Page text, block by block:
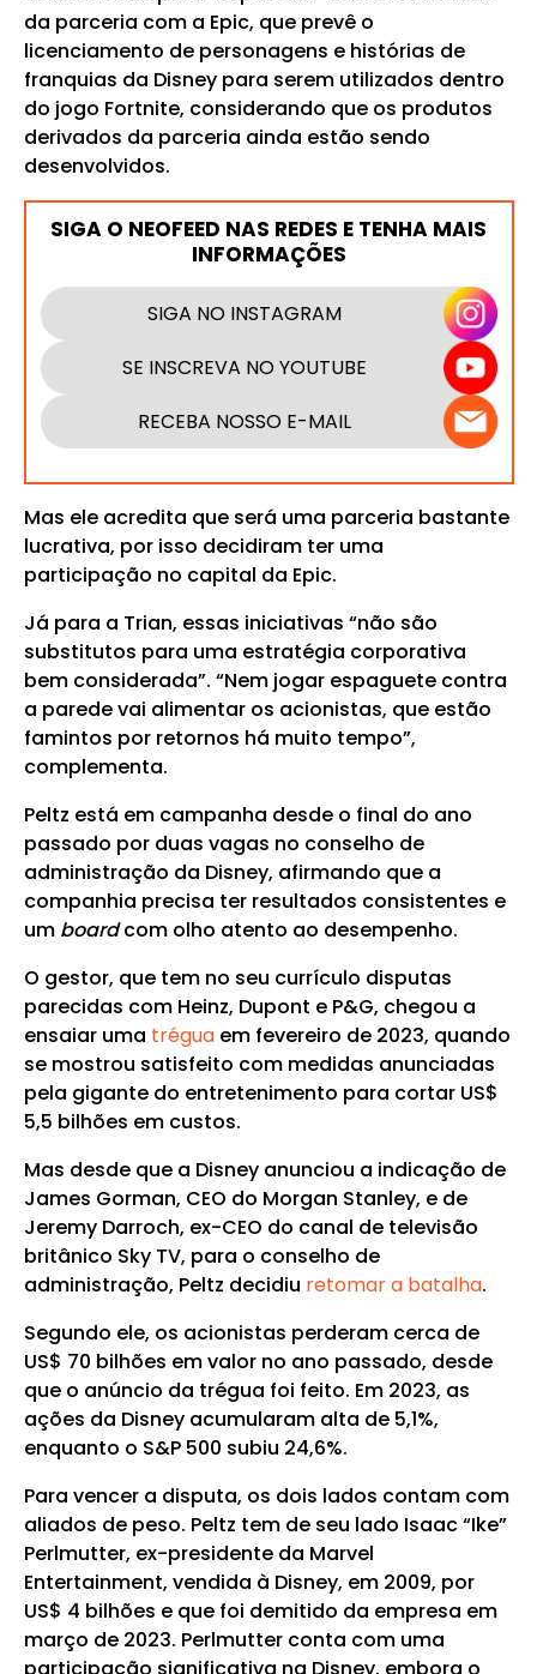
da parceria com a Epic, que prevê o
licenciamento de personagens e histórias de
franquias da Disney para serem utilizados dentro
do jogo Fortnite, considerando que os produtos
derivados da parceria ainda estão sendo
desenvolvidos.
SIGA O NEOFEED NAS REDES E TENHA MAIS
INFORMAÇÕES
SIGA NO INSTAGRAM
SE INSCREVA NO YOUTUBE
RECEBA NOSSO E-MAIL
Mas ele acredita que será uma parceria bastante
lucrativa, por isso decidiram ter uma
participação no capital da Epic.
Já para a Trian, essas iniciativas “não são
substitutos para uma estratégia corporativa
bem considerada”. “Nem jogar espaguete contra
a parede vai alimentar os acionistas, que estão
famintos por retornos há muito tempo”,
complementa.
Peltz está em campanha desde o final do ano
passado por duas vagas no conselho de
administração da Disney, afirmando que a
companhia precisa ter resultados consistentes e
um boardcom olho atento ao desempenho.
O gestor, que tem no seu currículo disputas
parecidas com Heinz, Dupont e P&G, chegou a
ensaiar uma tréguaem fevereiro de 2023, quando
se mostrou satisfeito com medidas anunciadas
pela gigante do entretenimento para cortar US$
5,5 bilhões em custos.
Mas desde que a Disney anunciou a indicação de
James Gorman, CEO do Morgan Stanley, e de
Jeremy Darroch, ex-CEO do canal de televisão
britânico Sky TV, para o conselho de
administração, Peltz decidiu retomar a batalha.
Segundo ele, os acionistas perderam cerca de
US$ 70 bilhões em valor no ano passado, desde
que o anúncio da trégua foi feito. Em 2023, as
ações da Disney acumularam alta de 5,1%,
enquanto o S&P 500 subiu 24,6%.
Para vencer a disputa, os dois lados contam com
aliados de peso. Peltz tem de seu lado Isaac “Ike”
Perlmutter, ex-presidente da Marvel
Entertainment, vendida à Disney, em 2009, por
US$ 4 bilhões e que foi demitido da empresa em
março de 2023. Perlmutter conta com uma